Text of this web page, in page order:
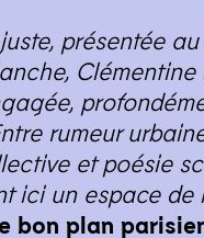
présentée
Clémentine
rumeur
et poésie
ici un espace de
bon plan